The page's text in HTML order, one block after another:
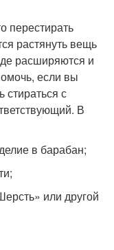
перестирать
растянуть вещь
расширяются и
если вы
с
В
в барабан;
или другой